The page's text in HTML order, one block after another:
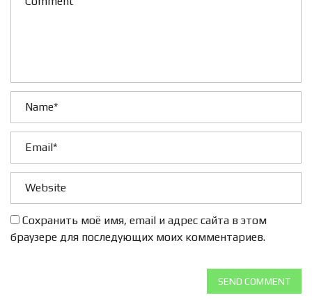
Сохранить моё имя, email и адрес сайта в этом
браузере для последующих моих комментариев.
SEND COMMENT